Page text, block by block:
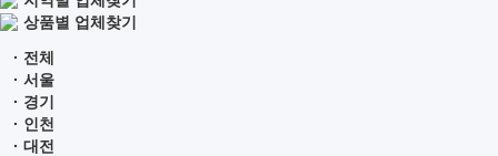
상품별 업체찾기
· 전체
· 서울
· 경기
· 인천
· 대전